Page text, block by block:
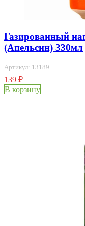
Газированный
(Апельсин) 330мл
Артикул: 13189
139 ₽
В корзину